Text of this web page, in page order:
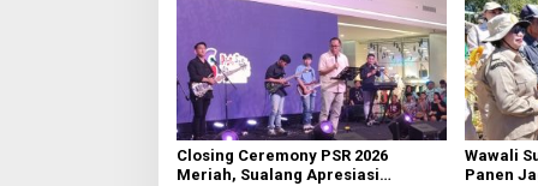
Closing Ceremony PSR 2026
Meriah, Sualang Apresiasi
Wawali
Panen